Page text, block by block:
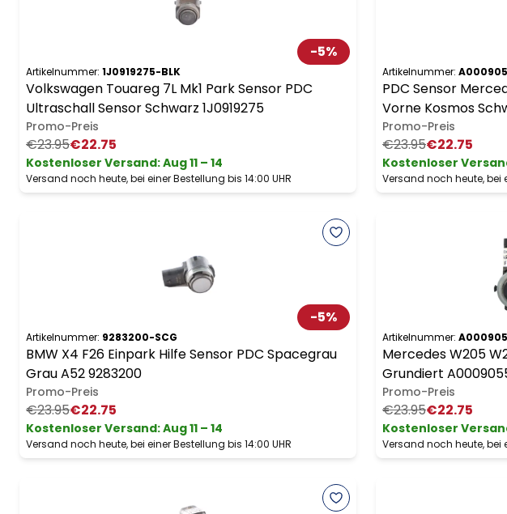
-5%
Artikelnummer: 1J0919275-BLK
Volkswagen Touareg 7L Mk1 Park Sensor PDC
Ultraschall Sensor Schwarz 1J0919275
Promo-Preis
€23.95€22.75
Kostenloser Versand:Aug 11 – 14
Versand noch heute, bei einer Bestellung bis 14:00 UHR
Artikelnummer:
PDC Sensor
Vorne Kosmos
Promo-Preis
€23.95€22.75
Kostenloser
Versand noch heute, bei
-5%
Artikelnummer: 9283200-SCG
BMW X4 F26 Einpark Hilfe Sensor PDC Spacegrau
Grau A52 9283200
Promo-Preis
€23.95€22.75
Kostenloser Versand:Aug 11 – 14
Versand noch heute, bei einer Bestellung bis 14:00 UHR
Artikelnummer:
Mercedes W205
Grundiert
Promo-Preis
€23.95€22.75
Kostenloser
Versand noch heute, bei